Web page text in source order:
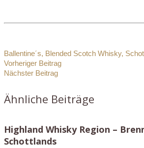
Ballentine´s, Blended Scotch Whisky,
Vorheriger Beitrag
Nächster Beitrag
Ähnliche Beiträge
Highland Whisky Region –
Schottlands